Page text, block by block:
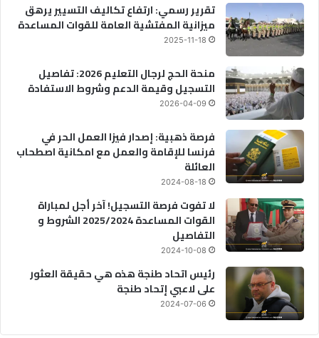
تقرير رسمي: ارتفاع تكاليف التسيير يرهق
ميزانية المفتشية العامة للقوات المساعدة
2025-11-18
منحة الحج لرجال التعليم 2026: تفاصيل
التسجيل وقيمة الدعم وشروط الاستفادة
2026-04-09
فرصة ذهبية: إصدار فيزا العمل الحر في
فرنسا للإقامة والعمل مع امكانية اصطحاب
العائلة
2024-08-18
لا تفوت فرصة التسجيل! آخر أجل لمباراة
القوات المساعدة 2025/2024 الشروط و
التفاصيل
2024-10-08
رئيس اتحاد طنجة هذه هي حقيقة العثور
على لاعبي إتحاد طنجة
2024-07-06